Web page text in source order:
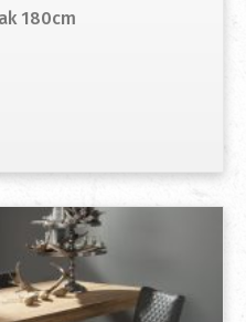
180cm